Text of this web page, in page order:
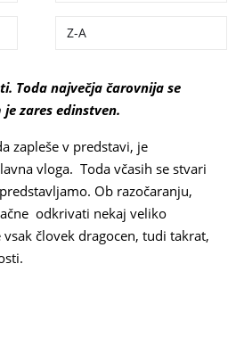
Z-A
Toda največja čarovnija se
zares edinstven.
zapleše v predstavi, je
vloga. Toda včasih se stvari
Ob razočaranju,
odkrivati nekaj veliko
človek dragocen, tudi takrat,